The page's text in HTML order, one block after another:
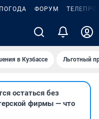
ПОГОДА ФОРУМ
в Кузбассе Льготный
остаться без
фирмы — что